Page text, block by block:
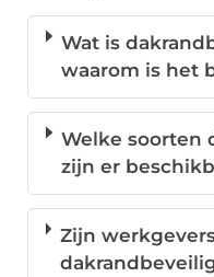
Wat is
waarom is het
Welke soorten
zijn er
Zijn